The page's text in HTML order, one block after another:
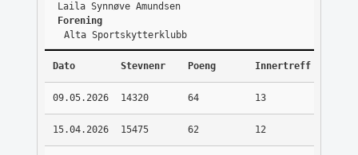
Laila Synnøve Amundsen
Forening
Alta Sportskytterklubb
Dato Stevnenr Poeng Innertreff
09.05.2026 14320 64 13
15.04.2026 15475 62 12